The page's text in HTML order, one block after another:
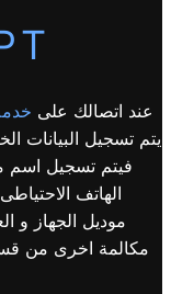
عند اتصالك على
يتم تسجيل البيانات
فيتم تسجيل اسم
الهاتف
موديل الجهاز و
مكالمة اخرى من